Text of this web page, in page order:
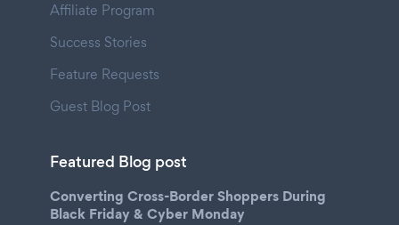
Affiliate Program
Success Stories
Feature Requests
Guest Blog Post
Featured Blog post
Converting Cross-Border Shoppers During
Black Friday & Cyber Monday